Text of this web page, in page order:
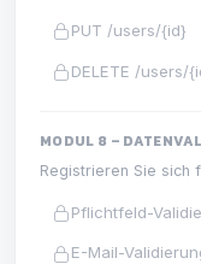
PUT /users/{id}
DELETE /users/
MODUL 8 –
Registrieren Sie sich
Pflichtfeld-
E-Mail-